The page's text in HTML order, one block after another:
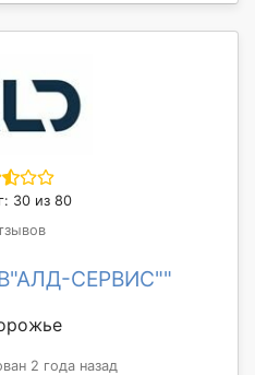
30 из 80
СЕРВИС""
2 года назад